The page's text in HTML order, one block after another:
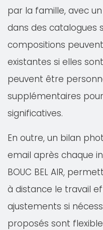
par la famille, avec
dans des catalogues
compositions
existantes si elles
peuvent être
supplémentaires
significatives.
En outre, un bilan
email après chaque
BOUC BEL AIR,
à distance le travail
ajustements si
proposés sont